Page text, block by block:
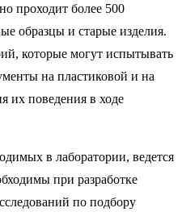
проходит более 500
образцы и старые изделия.
которые могут испытывать
на пластиковой и на
их поведения в ходе
в лаборатории, ведется
при разработке
по подбору